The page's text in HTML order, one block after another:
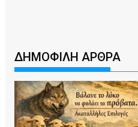
ΔΗΜΟΦΙΛΗ ΑΡΘΡΑ